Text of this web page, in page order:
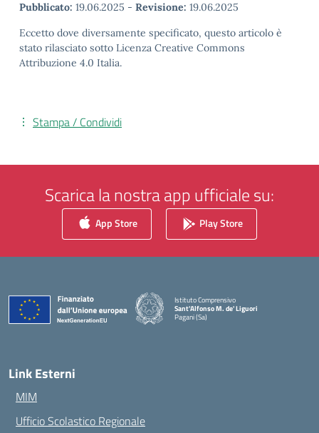
Pubblicato: 19.06.2025 - Revisione: 19.06.2025
Eccetto dove diversamente specificato, questo articolo è
stato rilasciato sotto Licenza Creative Commons
Attribuzione 4.0 Italia.
Stampa / Condividi
Scarica la nostra app ufficiale su:
App Store Play Store
Istituto Comprensivo
Sant'Alfonso M. de' Liguori
Pagani (Sa)
— Visita la pagina iniziale della scuola
Link Esterni
MIM
Ufficio Scolastico Regionale